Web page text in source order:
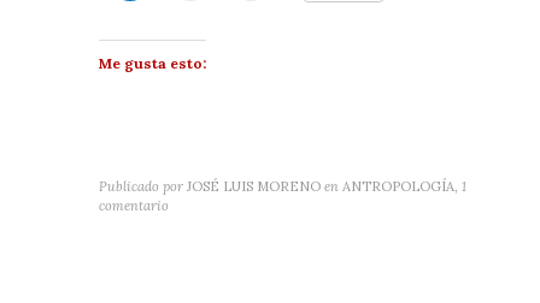
Me gusta esto:
Publicado por JOSÉ LUIS MORENO en ANTROPOLOGÍA ,1
comentario